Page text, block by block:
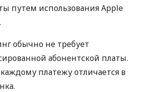
путем использования Apple
обычно не требует
абонентской платы.
платежу отличается в